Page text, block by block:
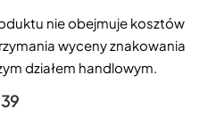
nie obejmuje kosztów
wyceny znakowania
działem handlowym.